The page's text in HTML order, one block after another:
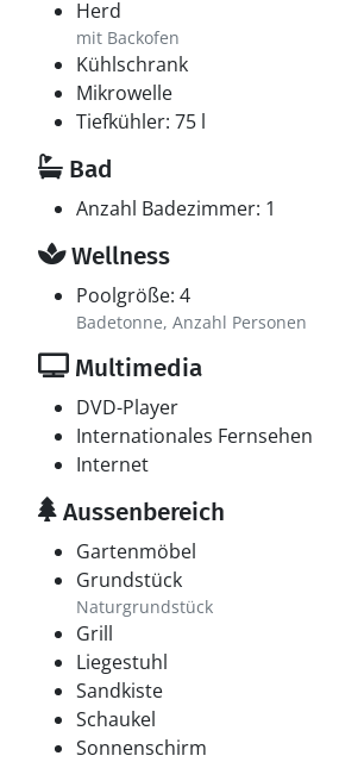
Herd
mit Backofen
Kühlschrank
Mikrowelle
Tiefkühler: 75 l
Bad
Anzahl Badezimmer: 1
Wellness
Poolgröße: 4
Badetonne, Anzahl Personen
Multimedia
DVD-Player
Internationales Fernsehen
Internet
Aussenbereich
Gartenmöbel
Grundstück
Naturgrundstück
Grill
Liegestuhl
Sandkiste
Schaukel
Sonnenschirm